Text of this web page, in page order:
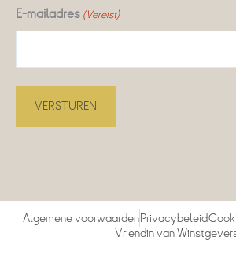
E-mailadres (Vereist)
Algemene voorwaardenPrivacybeleid
Vriendin van